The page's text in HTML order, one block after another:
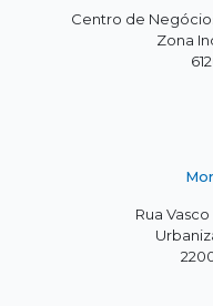
Centro de
Zona
Rua